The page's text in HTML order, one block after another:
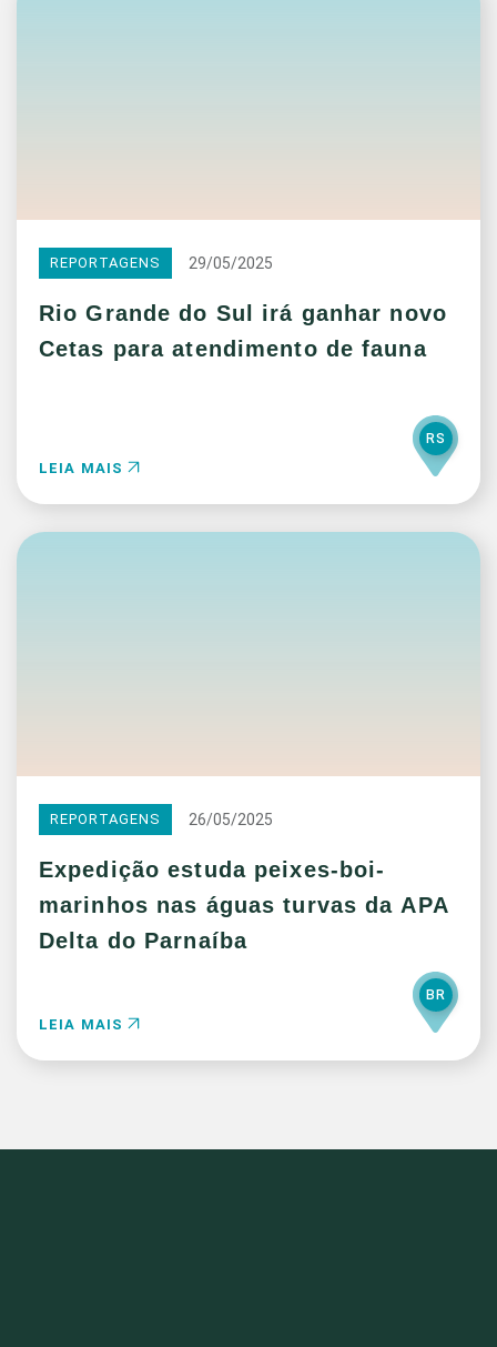
REPORTAGENS 29/05/2025
Rio Grande do Sul irá ganhar novo
Cetas para atendimento de fauna
LEIA MAIS
RS
REPORTAGENS 26/05/2025
Expedição estuda peixes-boi-
marinhos nas águas turvas da APA
Delta do Parnaíba
LEIA MAIS
BR